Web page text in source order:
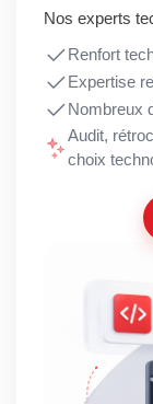
Nos experts
Renfort
Expertise
Nombreux
Audit,
choix